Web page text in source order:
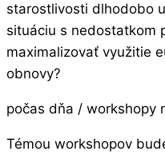
starostlivosti dlhodobo
situáciu s nedostatkom
maximalizovať využitie
obnovy?
počas dňa / workshopy
Témou workshopov